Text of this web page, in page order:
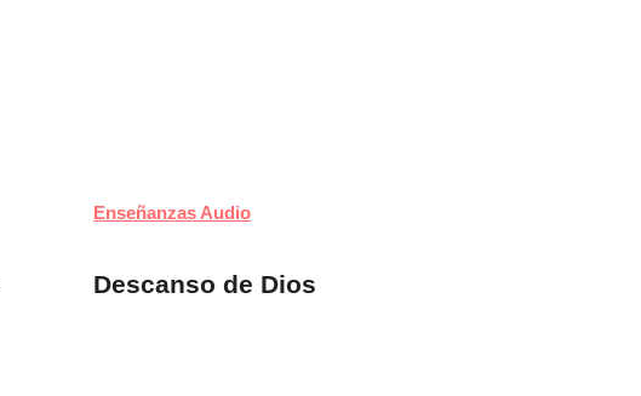
Enseñanzas Audio
Descanso de Dios